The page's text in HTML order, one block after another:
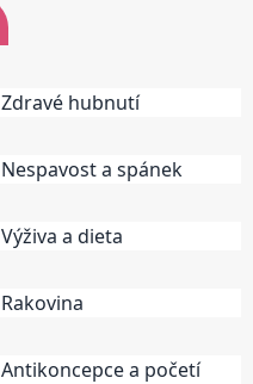
Zdravé hubnutí
Nespavost a spánek
Výživa a dieta
Rakovina
Antikoncepce a početí